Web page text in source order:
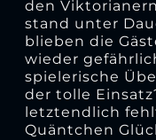
den
stand unter
blieben die
wieder
spielerische
der tolle
letztendlich
Quäntchen